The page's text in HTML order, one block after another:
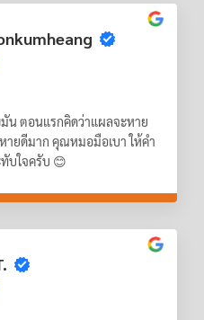
มัน ตอนแรกคิดว่าแผลจะหาย
ยดีมาก คุณหมอมือเบา ให้คำ
บใจครับ 😊